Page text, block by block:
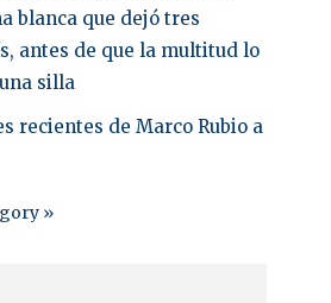
blanca que dejó tres
antes de que la multitud lo
silla
recientes de Marco Rubio a
»